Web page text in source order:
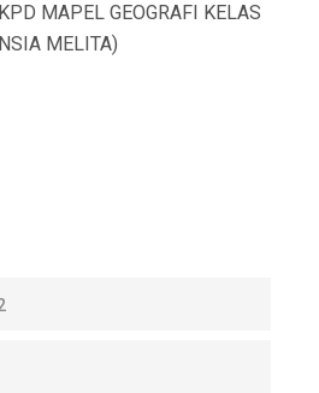
MAPEL GEOGRAFI KELAS
MELITA)